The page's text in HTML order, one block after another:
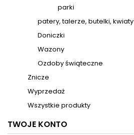
parki
patery, talerze, butelki, kwiaty
Doniczki
Wazony
Ozdoby świąteczne
Znicze
Wyprzedaż
Wszystkie produkty
TWOJE KONTO